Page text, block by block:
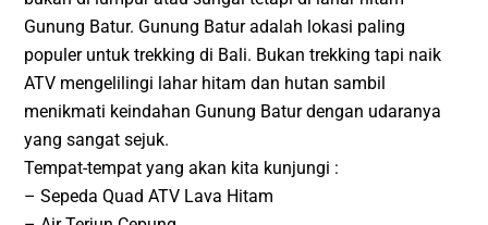
Gunung Batur. Gunung Batur adalah lokasi paling
populer untuk trekking di Bali. Bukan trekking tapi naik
ATV mengelilingi lahar hitam dan hutan sambil
menikmati keindahan Gunung Batur dengan udaranya
yang sangat sejuk.
Tempat-tempat yang akan kita kunjungi :
– Sepeda Quad ATV Lava Hitam